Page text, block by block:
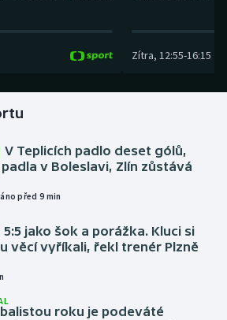
Zítra, 12:55-16:15
V Teplicích padlo deset gólů,
v Boleslavi, Zlín zůstává
před 9 min
5:5 jako šok a porážka. Kluci si
věcí vyříkali, řekl trenér Plzně
roku je podeváté